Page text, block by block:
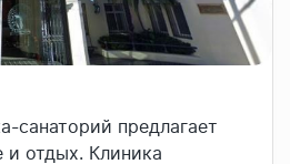
санаторий предлагает
и отдых. Клиника